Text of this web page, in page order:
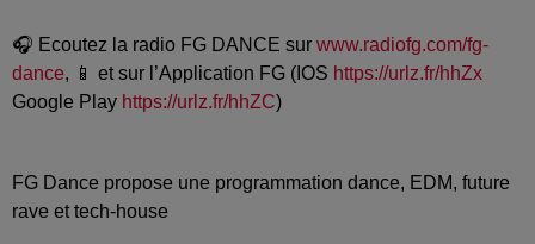
🎧 Ecoutez la radio FG DANCE sur www.radiofg.com/fg-
dance, 📱 et sur l’Application FG (IOS https://urlz.fr/hhZx
Google Play https://urlz.fr/hhZC)
FG Dance propose une programmation dance, EDM, future
rave et tech-house